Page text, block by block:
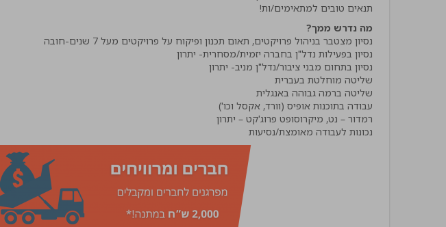
תנאים טובים למתאימים/ות!
מה נדרש ממך?
נכונות לעבודה מאומצת/נסיעות
אמליץ לחבריי בענף בחום !!"
אביתר
מפקח בינוי